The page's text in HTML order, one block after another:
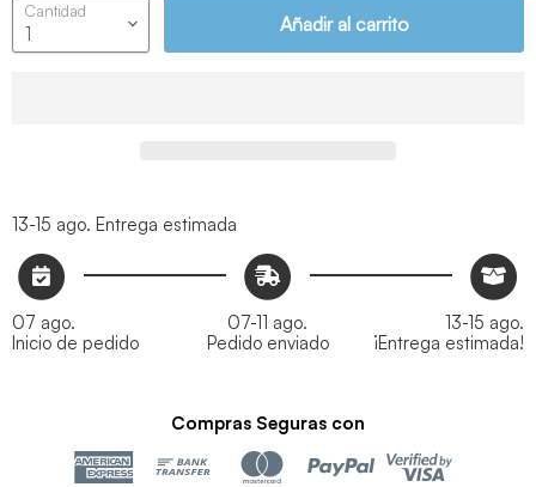
Cantidad
Añadir al carrito
13-15 ago. Entrega estimada
07 ago.
Inicio de pedido
07-11 ago.
Pedido enviado
13-15 ago.
¡Entrega estimada!
Compras Seguras con